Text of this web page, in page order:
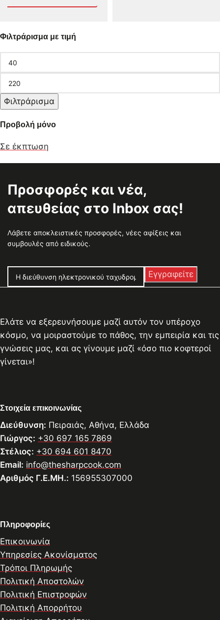
Φιλτράρισμα με τιμή
Φιλτράρισμα
Προβολή μόνο
Σε έκπτωση
Προσφορές και νέα,
απευθείας στο Inbox σας!
Λάβετε αποκλειστικές προσφορές, νέες αφίξεις και
συμβουλές από ειδικούς.
Ελάτε να εξερευνήσουμε μαζί αυτόν τον υπέροχο
κόσμο, να μοιραστούμε το πάθος, την εμπειρία και τις
γνώσεις μας, και ας γίνουμε μαζί «όσο πιο κοφτεροί
γίνεται»!
Στοιχεία επικοινωνίας
Διεύθυνση: Πειραιάς, Αθήνα, Ελλάδα
Γιώργος: +30 697 165 7869
Στέλιος: +30 694 601 8470
Email: info@thesharpcook.com
Αριθμός Γ.Ε.ΜΗ.: 156955307000
Πληροφορίες
Επικοινωνία
Υπηρεσίες Ακονίσματος
Τρόποι Πληρωμής
Πολιτική Αποστολών
Πολιτική Επιστροφών
Πολιτική Απορρήτου